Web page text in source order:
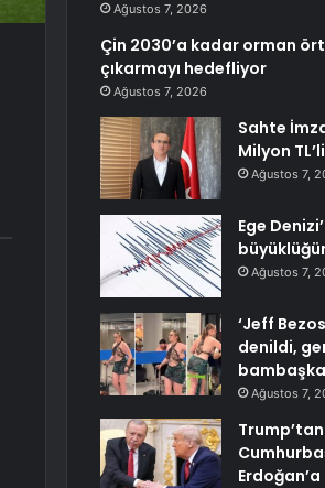
Ağustos 7, 2026
Çin 2030’a kadar orman
çıkarmayı hedefliyor
Ağustos 7, 2026
Sahte
Milyon
Ağustos 7,
Ege
Ağustos 7,
‘Jeff
denildi,
bambaşka
Ağustos 7,
Trump’tan